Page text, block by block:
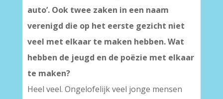
auto’. Ook twee zaken in een naam
verenigd die op het eerste gezicht niet
veel met elkaar te maken hebben. Wat
hebben de jeugd en de poëzie met elkaar
te maken?
Heel veel. Ongelofelijk veel jonge mensen